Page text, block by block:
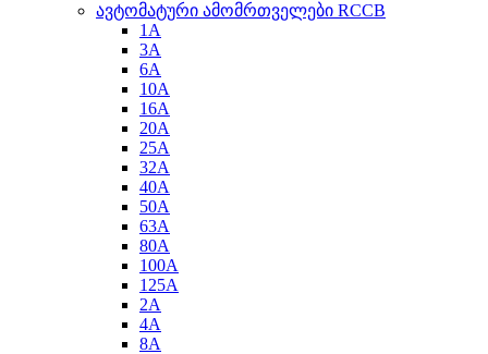
ავტომატური ამომრთველები RCCB
1A
3A
6A
10A
16A
20A
25A
32A
40A
50A
63A
80A
100A
125A
2A
4A
8A